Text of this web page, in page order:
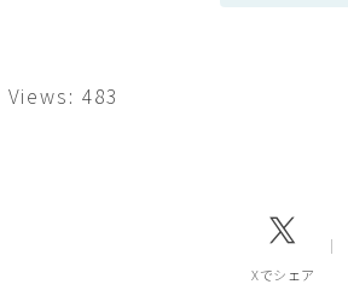
483
Xでシェア